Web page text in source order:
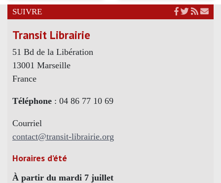
SUIVRE
Transit Librairie
51 Bd de la Libération
13001 Marseille
France
Téléphone : 04 86 77 10 69
Courriel
contact@transit-librairie.org
Horaires d’été
À partir du mardi 7 juillet